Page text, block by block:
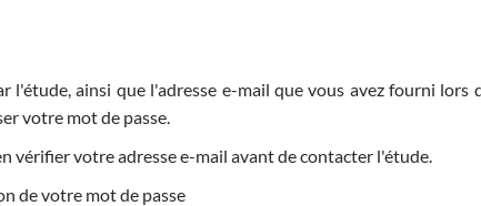
ainsi que l'adresse e-mail que vous avez fourni lors
votre mot de passe.
vérifier votre adresse e-mail avant de contacter l'étude.
de votre mot de passe